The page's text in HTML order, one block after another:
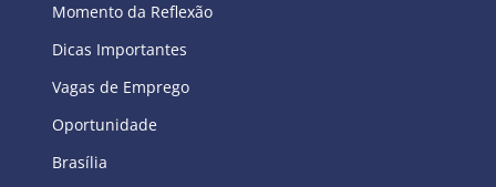
Momento da Reflexão
Dicas Importantes
Vagas de Emprego
Oportunidade
Brasília